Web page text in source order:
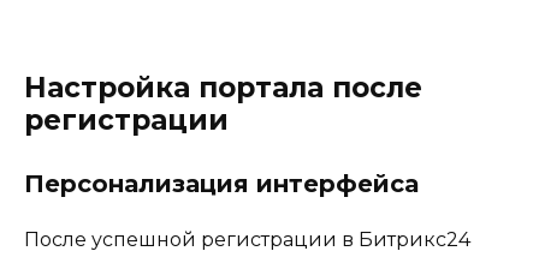
Настройка портала после
регистрации
Персонализация интерфейса
После успешной регистрации в Битрикс24